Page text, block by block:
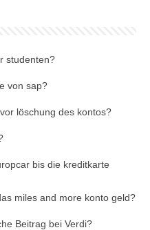
studenten?
von sap?
löschung des kontos?
bis die kreditkarte
miles and more konto geld?
Beitrag bei Verdi?